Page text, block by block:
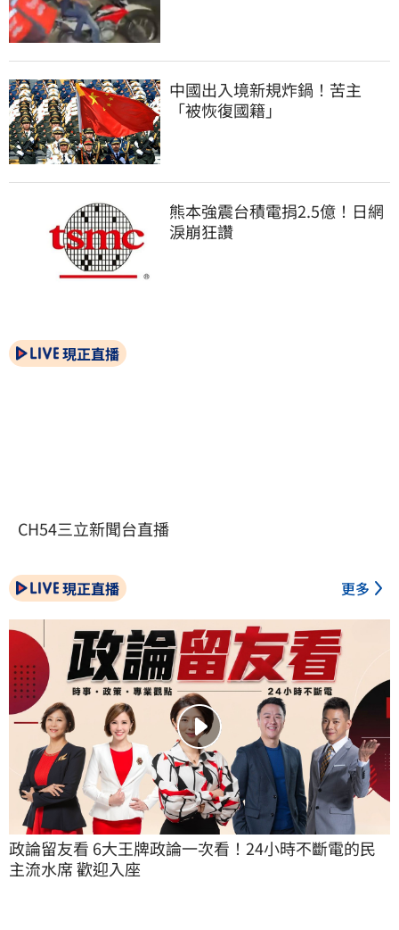
中國出入境新規炸鍋！苦主
「被恢復國籍」
熊本強震台積電捐2.5億！日網
淚崩狂讚
現正直播
CH54三立新聞台直播
現正直播 更多
政論留友看 6大王牌政論一次看！24小時不斷電的民
主流水席 歡迎入座